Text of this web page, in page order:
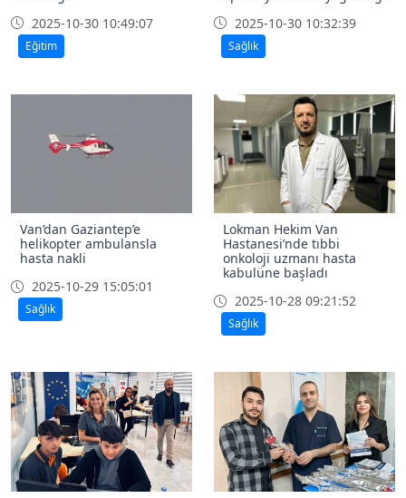
2025-10-30 10:49:07
Eğitim
2025-10-30 10:32:39
Sağlık
Van’dan Gaziantep’e
helikopter ambulansla
hasta nakli
2025-10-29 15:05:01
Sağlık
Lokman Hekim Van
Hastanesi’nde tıbbi
onkoloji uzmanı hasta
kabulüne başladı
2025-10-28 09:21:52
Sağlık